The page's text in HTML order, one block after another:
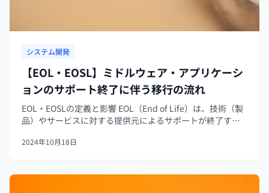
システム開発
【EOL・EOSL】ミドルウェア・アプリケーシ
ョンのサポート終了に伴う移行の流れ
EOL・EOSLの定義と影響 EOL（End of Life）は、技術（製
品）やサービスに対する提供元によるサポートが終了する
供など、公式なアップデートが期待できなくなります。 一
2024年10月18日